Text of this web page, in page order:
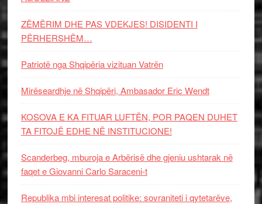
ZËMËRIM DHE PAS VDEKJES! DISIDENTI I
PËRHERSHËM…
Patriotë nga Shqipëria vizituan Vatrën
Mirëseardhje në Shqipëri, Ambasador Eric Wendt
KOSOVA E KA FITUAR LUFTËN, POR PAQEN DUHET
TA FITOJË EDHE NË INSTITUCIONE!
Scanderbeg, mburoja e Arbërisë dhe gjeniu ushtarak në
faqet e Giovanni Carlo Saraceni-t
Republika mbi interesat politike: sovraniteti i qytetarëve,